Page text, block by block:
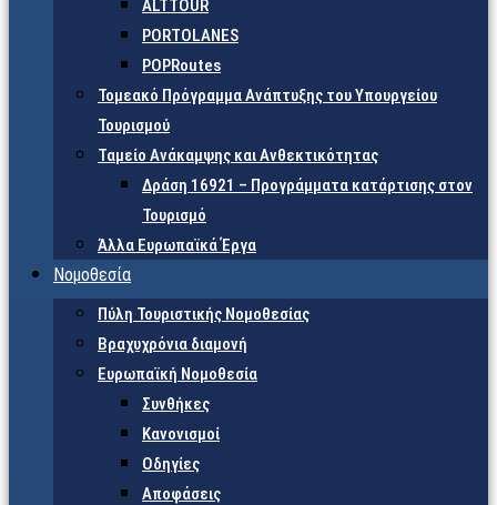
ALTTOUR
PORTOLANES
POPRoutes
Τομεακό Πρόγραμμα Ανάπτυξης του Υπουργείου
Τουρισμού
Ταμείο Ανάκαμψης και Ανθεκτικότητας
Δράση 16921 – Προγράμματα κατάρτισης στον
Τουρισμό
Άλλα Ευρωπαϊκά Έργα
Νομοθεσία
Πύλη Τουριστικής Νομοθεσίας
Βραχυχρόνια διαμονή
Ευρωπαϊκή Νομοθεσία
Συνθήκες
Κανονισμοί
Οδηγίες
Αποφάσεις